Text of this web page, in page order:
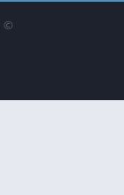
© 2021 - 2025 - كل الحقوق محفوظة